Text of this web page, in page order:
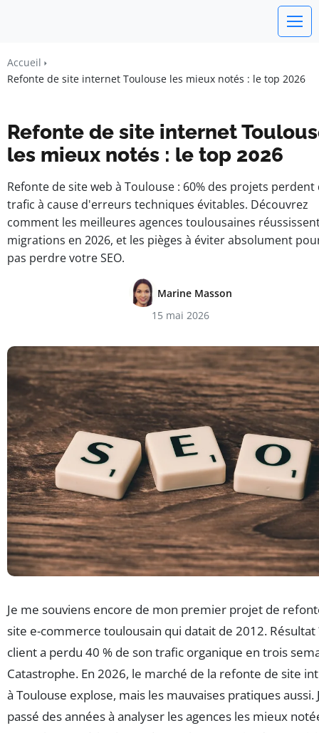
Liberté • Connaissance • Engagement
Accueil
Refonte de site internet Toulouse les mieux notés : le top 2026
Refonte de site internet
les mieux notés : le top 2026
Refonte de site web à Toulouse : 60% des projets perdent
trafic à cause d'erreurs techniques évitables. Découvrez
comment les meilleures agences toulousaines
migrations en 2026, et les pièges à éviter absolument
pas perdre votre SEO.
Marine Masson
15 mai 2026
Je me souviens encore de mon premier projet de
site e-commerce toulousain qui datait de 2012. Résultat
client a perdu 40 % de son trafic organique en trois
Catastrophe. En 2026, le marché de la refonte de site
à Toulouse explose, mais les mauvaises pratiques aussi.
passé des années à analyser les agences les mieux